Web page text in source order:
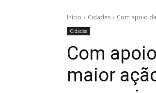
Início Cidades Com apoio
Cidades
Com
maior